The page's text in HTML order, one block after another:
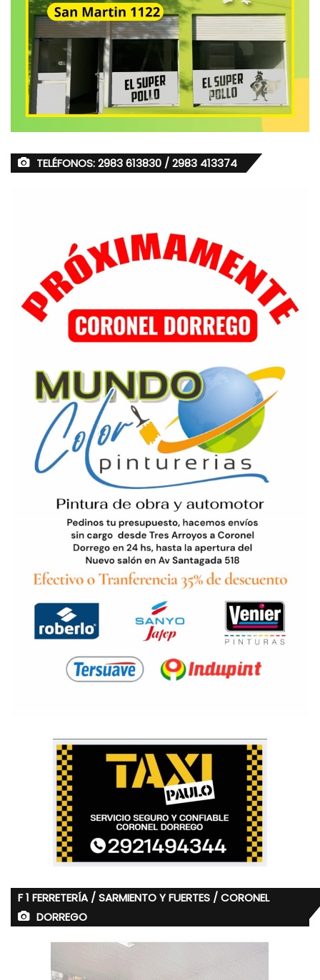
TELÉFONOS: 2983 613830 / 2983 413374
F 1 FERRETERÍA / SARMIENTO Y FUERTES / CORONEL
DORREGO